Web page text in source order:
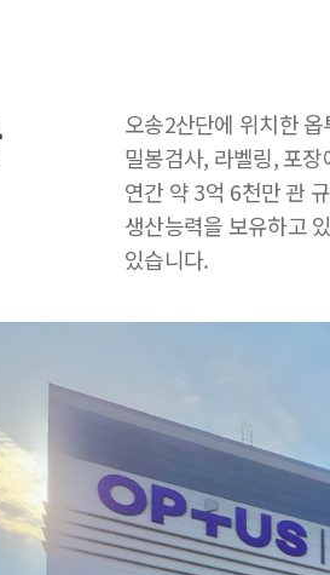
오송2산단에 위치한
밀봉검사, 라벨링, 포
연간 약 3억 6천만 관
생산능력을 보유하고
있습니다.